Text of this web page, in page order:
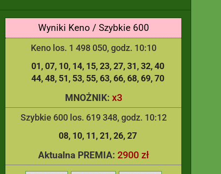
Wyniki Keno / Szybkie 600
Keno los. 1 498 050, godz. 10:10
01 07 10 14 15 23 27 31 32 40
44 48 51 53 55 63 66 68 69 70
MNOŻNIK: x3
Szybkie 600 los. 619 348, godz. 10:12
08 10 11 21 26 27
Aktualna PREMIA: 2900 zł